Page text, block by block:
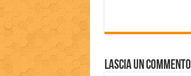
Lascia un commento